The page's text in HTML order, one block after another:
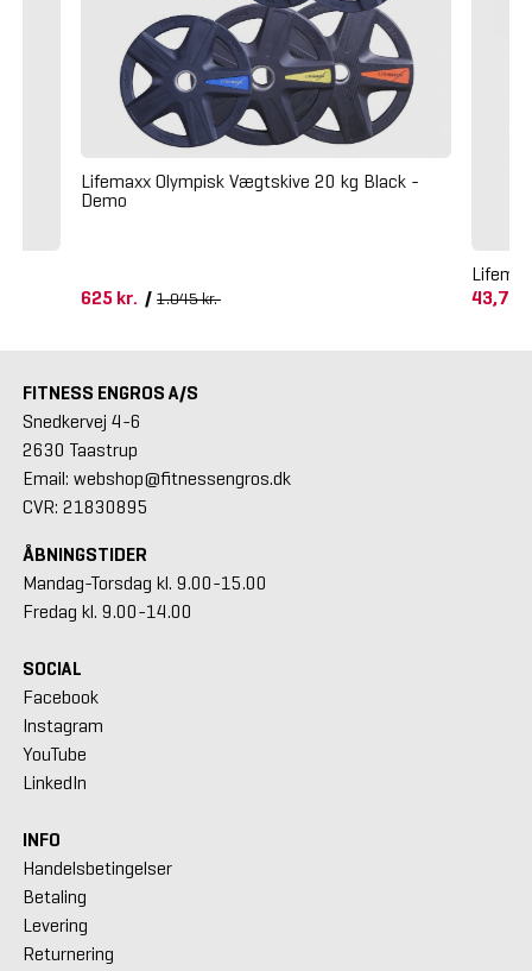
Lifemaxx Olympisk Vægtskive 20 kg Black -
Demo
625 kr./ 1.045 kr.
43,75
FITNESS ENGROS A/S
Snedkervej 4-6
2630 Taastrup
Email: webshop@fitnessengros.dk
CVR: 21830895
ÅBNINGSTIDER
Mandag-Torsdag kl. 9.00-15.00
Fredag kl. 9.00-14.00
SOCIAL
Facebook
Instagram
YouTube
LinkedIn
INFO
Handelsbetingelser
Betaling
Levering
Returnering